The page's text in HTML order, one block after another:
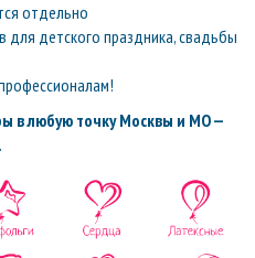
отдельно
детского праздника, свадьбы
в любую точку Москвы и МО —